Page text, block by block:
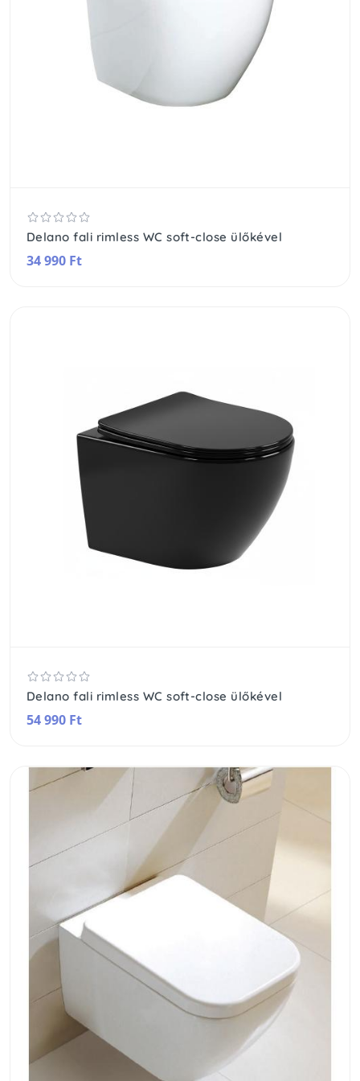
Delano fali rimless WC soft-close ülőkével
34 990 Ft
Delano fali rimless WC soft-close ülőkével
54 990 Ft